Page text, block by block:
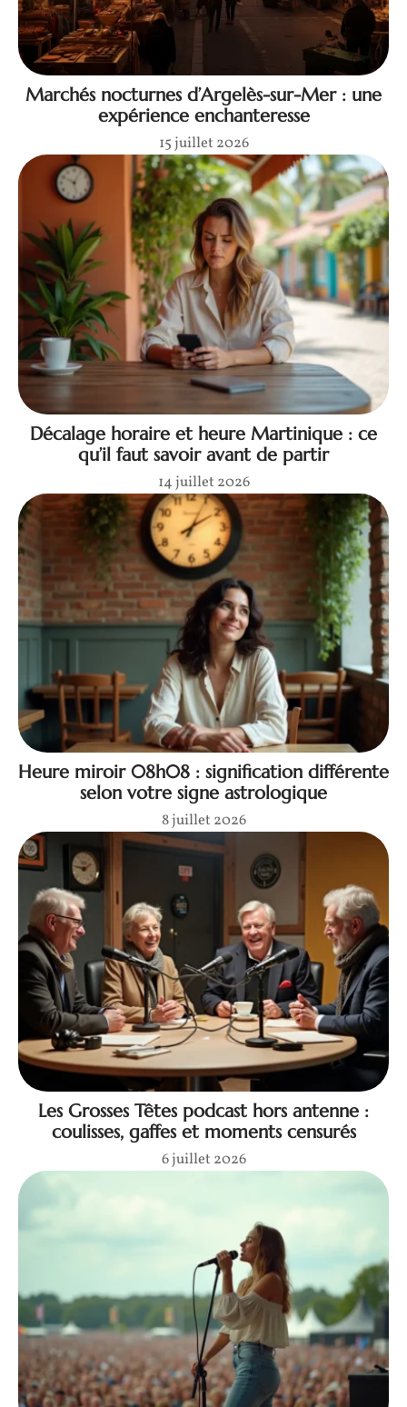
Marchés nocturnes d’Argelès-sur-Mer : une
expérience enchanteresse
15 juillet 2026
Décalage horaire et heure Martinique : ce
qu’il faut savoir avant de partir
14 juillet 2026
Heure miroir 08h08 : signification différente
selon votre signe astrologique
8 juillet 2026
Les Grosses Têtes podcast hors antenne :
coulisses, gaffes et moments censurés
6 juillet 2026